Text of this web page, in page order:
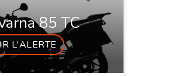
85 TC
L'ALERTE